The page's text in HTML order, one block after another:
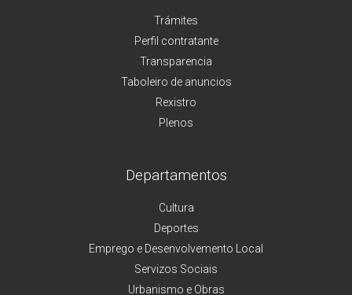
Trámites
Perfil contratante
Transparencia
Taboleiro de anuncios
Rexistro
Plenos
Departamentos
Cultura
Deportes
Emprego e Desenvolvemento Local
Servizos Sociais
Urbanismo e Obras